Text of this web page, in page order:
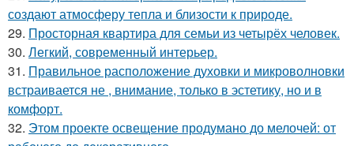
создают атмосферу тепла и близости к природе.
29. Просторная квартира для семьи из четырёх человек.
30. Легкий, современный интерьер.
31. Правильное расположение духовки и микроволновки
встраивается не , внимание, только в эстетику, но и в
комфорт.
32. Этом проекте освещение продумано до мелочей: от